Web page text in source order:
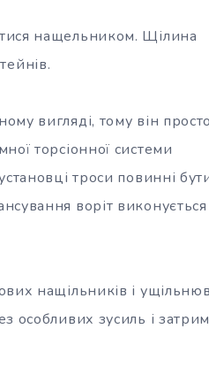
нащельником. Щілина
вигляді, тому він просто
торсіонної системи
троси повинні
воріт виконується
нащільників і
особливих зусиль і